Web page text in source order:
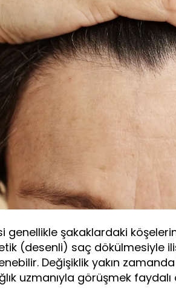
genellikle şakaklardaki
(desenli) saç dökülmesiyle
Değişiklik yakın
uzmanıyla görüşmek